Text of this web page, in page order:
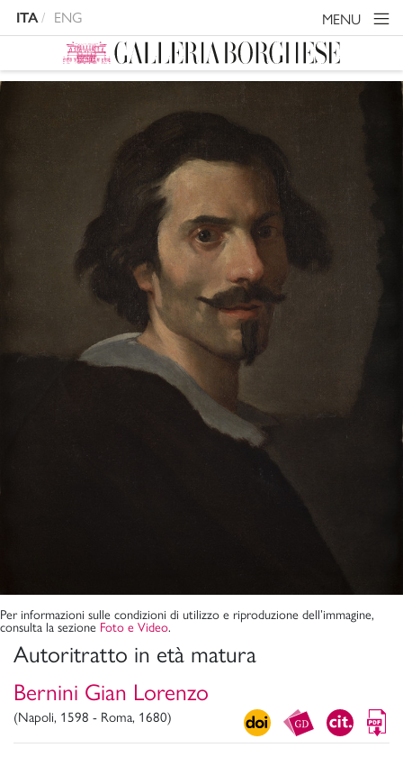
ITA ENG MENU
Autoritratto in età matura
Bernini Gian Lorenzo
(Napoli, 1598 - Roma, 1680)
Per informazioni sulle condizioni di utilizzo e riproduzione dell’immagine,
consulta la sezione Foto e Video.